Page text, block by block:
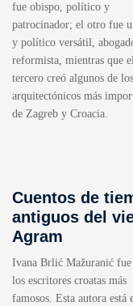
fue obispo, político y
patrocinador; el otro fue
y político versátil,
reformista, mientras que
tercero creó algunos de
arquitectónicos más
de Zagreb y Croacia.
Cuentos de
antiguos del
Agram
Ivana Brlić Mažuranić fue
los escritores croatas más
famosos. Esta autora está